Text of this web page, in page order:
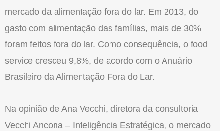
mercado da alimentação fora do lar. Em 2013, do
gas­to com alimentação das famílias, mais de 30%
foram feitos fora do lar. Como con­sequência, o food
service cresceu 9,8%, de acordo com o Anuário
Brasileiro da Alimentação Fora do Lar.
Na opinião de Ana Vecchi, diretora da consultoria
Vecchi Ancona – Inteligência Estratégica, o mercado